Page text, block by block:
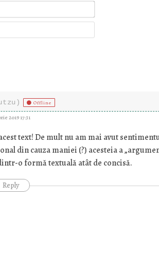
Offline
2019 17:31
text! De mult nu am mai avut
din cauza maniei (?) acesteia a
o formă textuală atât de concisă.
Reply